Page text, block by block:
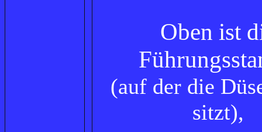
Oben ist
(auf der die
sitzt),